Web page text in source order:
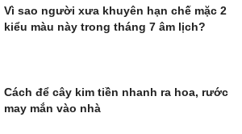
Vì sao người xưa khuyên hạn chế mặc 2
kiểu màu này trong tháng 7 âm lịch?
Cách để cây kim tiền nhanh ra hoa, rước
may mắn vào nhà